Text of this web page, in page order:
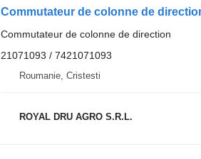
Commutateur de colonne de direction
21071093 / 7421071093
Roumanie, Cristesti
ROYAL DRU AGRO S.R.L.